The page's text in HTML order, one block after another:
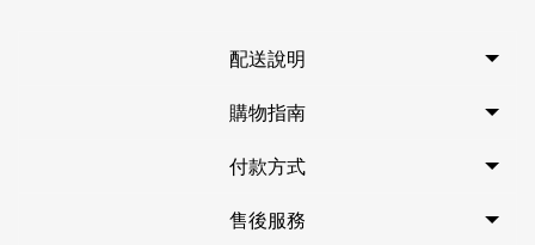
配送說明
購物指南
付款方式
售後服務